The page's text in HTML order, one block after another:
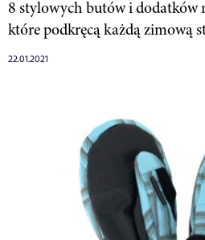
8 stylowych butów i dodatków
które podkręcą każdą zimową
22.01.2021